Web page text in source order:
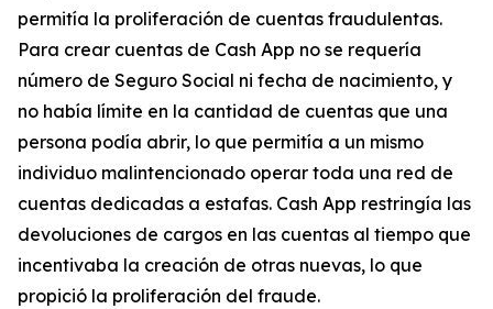
permitía la proliferación de cuentas fraudulentas.
Para crear cuentas de Cash App no ​​se requería
número de Seguro Social ni fecha de nacimiento, y
no había límite en la cantidad de cuentas que una
persona podía abrir, lo que permitía a un mismo
individuo malintencionado operar toda una red de
cuentas dedicadas a estafas. Cash App restringía las
devoluciones de cargos en las cuentas al tiempo que
incentivaba la creación de otras nuevas, lo que
propició la proliferación del fraude.